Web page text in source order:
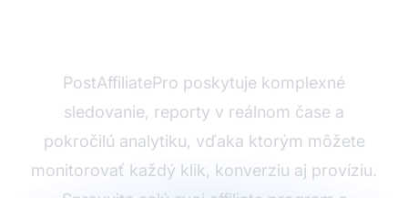
PostAffiliatePro poskytuje komplexné
sledovanie, reporty v reálnom čase a
pokročilú analytiku, vďaka ktorým môžete
monitorovať každý klik, konverziu aj províziu.